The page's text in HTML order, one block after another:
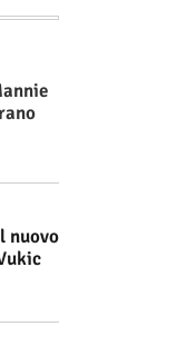
nuovo